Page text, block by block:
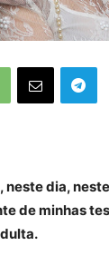
neste dia,
de minhas